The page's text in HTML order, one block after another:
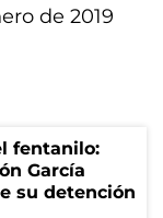
de 2019
fentanilo:
García
su detención